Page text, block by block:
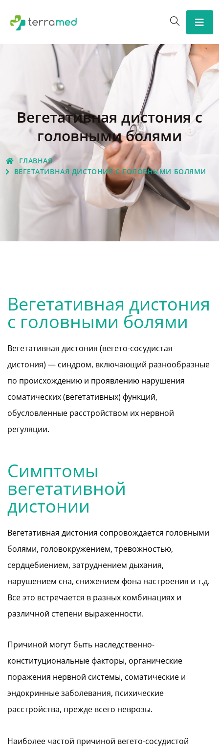
Вегетативная дистония с
головными болями
ГЛАВНАЯ
ВЕГЕТАТИВНАЯ ДИСТОНИЯ С ГОЛОВНЫМИ БОЛЯМИ
Вегетативная дистония
с головными болями
Вегетативная дистония (вегето-сосудистая
дистония) — синдром, включающий разнообразные
по происхождению и проявлению нарушения
соматических (вегетативных) функций,
обусловленные расстройством их нервной
регуляции.
Симптомы
вегетативной
дистонии
Вегетативная дистония сопровождается головными
болями, головокружением, тревожностью,
сердцебиением, затруднением дыхания,
нарушением сна, снижением фона настроения и т.д.
Все это встречается в разных комбинациях и
различной степени выраженности.
Причиной могут быть наследственно-
конституциональные факторы, органические
поражения нервной системы, соматические и
эндокринные заболевания, психические
расстройства, прежде всего неврозы.
Наиболее частой причиной вегето-сосудистой